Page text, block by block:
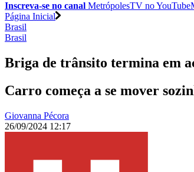
Inscreva-se no canal MetrópolesTV noYouTube
Página Inicial
Brasil
Brasil
Briga de trânsito termina em
Carro começa a se mover
Giovanna Pécora
26/09/2024 12:17